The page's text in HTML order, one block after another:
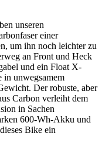
unseren
einer
um ihn noch leichter zu
an Front und Heck
und ein Float X-
in unwegsamem
Der robuste, aber
Carbon verleiht dem
in Sachen
600-Wh-Akku und
Bike ein